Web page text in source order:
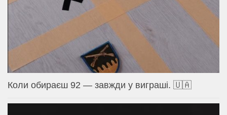
Коли обираєш 92 — завжди у виграші. 🇺🇦